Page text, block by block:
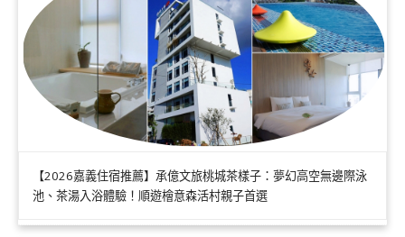
【2026嘉義住宿推薦】承億文旅桃城茶樣子：夢幻高空無邊際泳
池、茶湯入浴體驗！順遊檜意森活村親子首選